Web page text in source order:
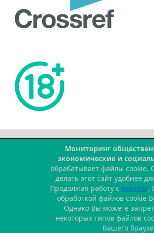
Мониторинг
экономические и
обрабатывает файлы cookie.
делать этот сайт удобнее
Продолжая работу с сайтом,
обработкой файлов cookie
Однако Вы можете
некоторых типов файлов
Вашего